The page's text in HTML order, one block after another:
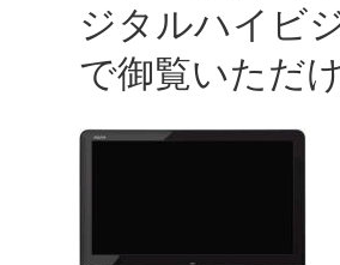
ジタルハイビ
で御覧いただ